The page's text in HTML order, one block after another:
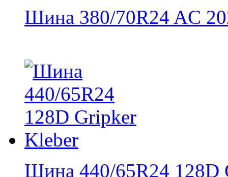
Шина 380/70R24 AC
Шина 440/65R24 128D